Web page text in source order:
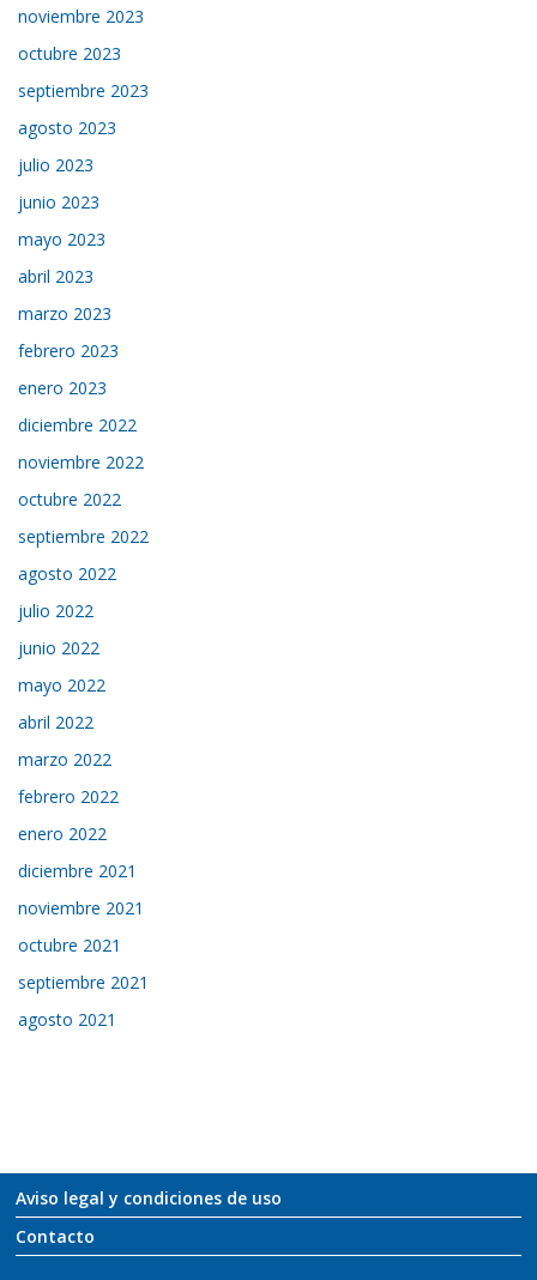
noviembre 2023
octubre 2023
septiembre 2023
agosto 2023
julio 2023
junio 2023
mayo 2023
abril 2023
marzo 2023
febrero 2023
enero 2023
diciembre 2022
noviembre 2022
octubre 2022
septiembre 2022
agosto 2022
julio 2022
junio 2022
mayo 2022
abril 2022
marzo 2022
febrero 2022
enero 2022
diciembre 2021
noviembre 2021
octubre 2021
septiembre 2021
agosto 2021
Aviso legal y condiciones de uso
Contacto